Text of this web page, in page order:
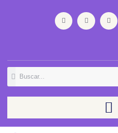
F
a
c
k
T
w
i
Y
o
u
Buscar
Buscar